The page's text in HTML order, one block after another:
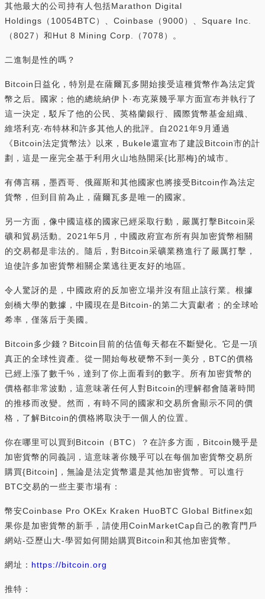
其他最大的公司持有人包括Marathon Digital
Holdings（10054BTC）、Coinbase（9000）、Square Inc.
（8027）和Hut 8 Mining Corp.（7078）。
二進制是性的嗎？
Bitcoin日益化，特別是在薩爾瓦多開始接受這種貨幣作為法定貨
幣之后。國家；他的總統納伊卜·布克萊幾乎單方面宣布并執行了
這一決定，駁斥了他的公民、英格蘭銀行、國際貨幣基金組織、
維塔利克·布特林和許多其他人的批評。自2021年9月通過
《Bitcoin法定貨幣法》以來，Bukele還宣布了建設Bitcoin市的計
劃，這是一座完全基于利用火山地熱開采{比那梅}的城市。
有傳言稱，墨西哥、俄羅斯和其他國家也將接受Bitcoin作為法定
貨幣，但到目前為止，薩爾瓦多是唯一的國家。
另一方面，像中國這樣的國家已經采取行動，嚴厲打擊Bitcoin采
礦和貿易活動。2021年5月，中國政府宣布所有與加密貨幣相關
的交易都是非法的。隨后，對Bitcoin采礦業務進行了嚴厲打擊，
迫使許多加密貨幣相關企業逃往更友好的地區。
令人驚訝的是，中國政府的反加密立場并沒有阻止該行業。根據
劍橋大學的數據，中國現在是Bitcoin-的第二大貢獻者；的全球哈
希率，僅落后于美國。
Bitcoin多少錢？Bitcoin目前的估值每天都在不斷變化。它是一項
真正的全球性資產。從一開始每枚硬幣不到一美分，BTC的價格
已經上漲了數千%，達到了你上面看到的數字。所有加密貨幣的
價格都非常波動，這意味著任何人對Bitcoin的理解都會隨著時間
的推移而改變。然而，有時不同的國家和交易所會顯示不同的價
格，了解Bitcoin的價格將取決于一個人的位置。
你在哪里可以買到Bitcoin（BTC）？在許多方面，Bitcoin幾乎是
加密貨幣的同義詞，這意味著你幾乎可以在每個加密貨幣交易所
購買{Bitcoin]，無論是法定貨幣還是其他加密貨幣。可以進行
BTC交易的一些主要市場有：
幣安Coinbase Pro OKEx Kraken HuoBTC Global Bitfinex如
果你是加密貨幣的新手，請使用CoinMarketCap自己的教育門戶
網站-亞歷山大-學習如何開始購買Bitcoin和其他加密貨幣。
網址： https://bitcoin.org
推特：